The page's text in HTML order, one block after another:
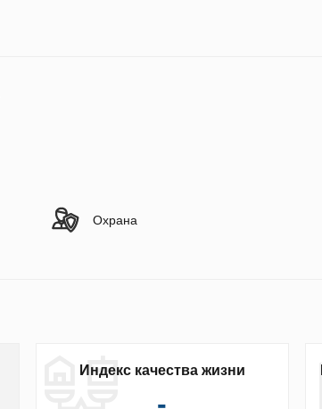
Охрана
Индекс качества жизни